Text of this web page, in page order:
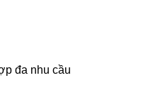
đa nhu cầu